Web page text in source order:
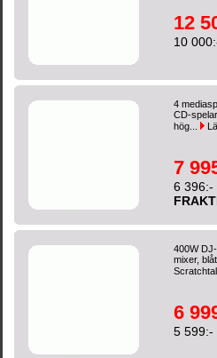
12
10
4
CD-
hög...
7
6 396:-
400W
mixer,
6
5 599:-